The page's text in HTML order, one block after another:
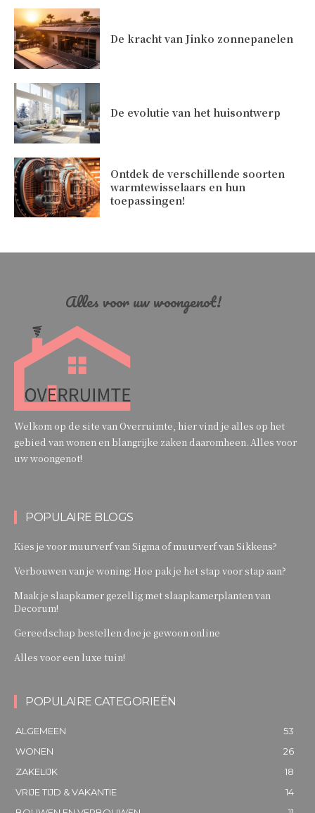
De kracht van Jinko zonnepanelen
De evolutie van het huisontwerp
Ontdek de verschillende soorten
warmtewisselaars en hun
toepassingen!
Alles voor uw woongenot!
Welkom op de site van Overruimte, hier vind je alles op het
gebied van wonen en blangrijke zaken daaromheen. Alles voor
uw woongenot!
POPULAIRE BLOGS
Kies je voor muurverf van Sigma of muurverf van Sikkens?
Verbouwen van je woning: Hoe pak je het stap voor stap aan?
Maak je slaapkamer gezellig met slaapkamerplanten van
Decorum!
Gereedschap bestellen doe je gewoon online
Alles voor een luxe tuin!
POPULAIRE CATEGORIEËN
ALGEMEEN
53
WONEN
26
ZAKELIJK
18
VRIJE TIJD & VAKANTIE
14